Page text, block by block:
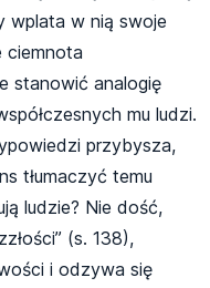
wplata w nią swoje
ciemnota
stanowić analogię
mu ludzi.
przybysza,
tłumaczyć temu
ludzie? Nie dość,
(s. 138),
i odzywa się